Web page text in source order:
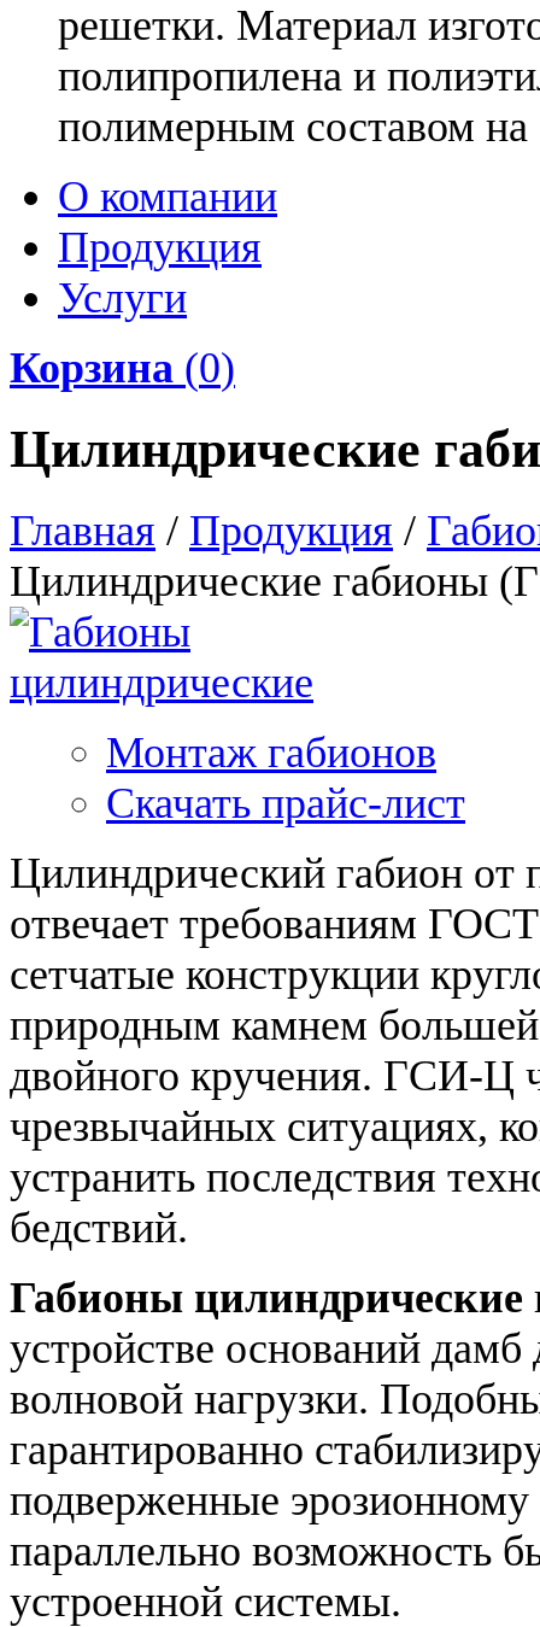
решетки. Материал
полипропилена и
полимерным составом на
О компании
Продукция
Услуги
Корзина (0)
Цилиндрические
Главная / Продукция /
Цилиндрические габионы
Монтаж габионов
Скачать прайс-лист
Цилиндрический габион от
отвечает требованиям
сетчатые конструкции
природным камнем
двойного кручения. ГСИ-Ц
чрезвычайных ситуациях,
устранить последствия
бедствий.
Габионы цилиндрические
устройстве оснований
волновой нагрузки.
гарантированно
подверженные эрозионному
параллельно возможность
устроенной системы.